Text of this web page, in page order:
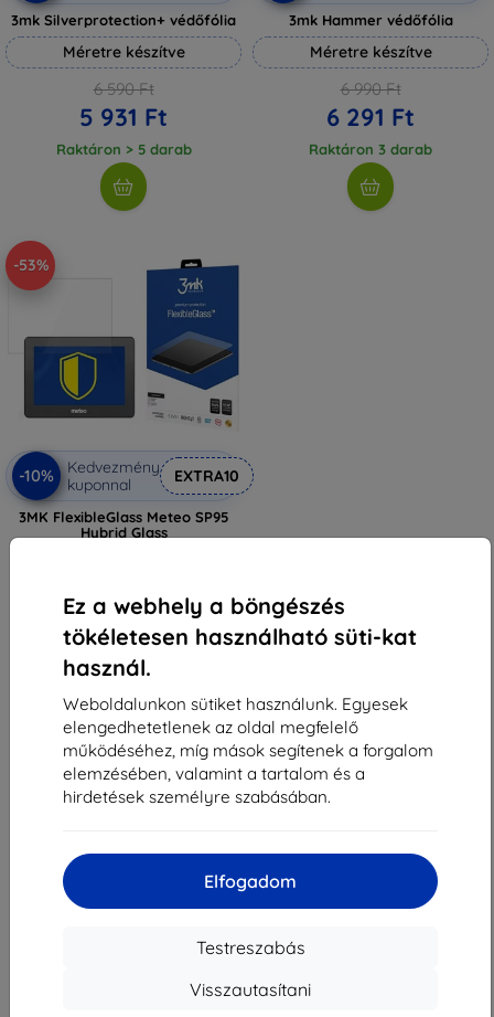
Ez a webhely a böngészés
tökéletesen használható süti-kat
használ.
Weboldalunkon sütiket használunk. Egyesek
elengedhetetlenek az oldal megfelelő
működéséhez, míg mások segítenek a forgalom
elemzésében, valamint a tartalom és a
hirdetések személyre szabásában.
Elfogadom
Testreszabás
Visszautasítani
3mk Silverprotection+ védőfólia
Méretre készítve
6 590 Ft
5 931 Ft
Raktáron > 5 darab
3mk Hammer védőfólia
Méretre készítve
6 990 Ft
6 291 Ft
Raktáron 3 darab
-53%
-10%
Kedvezmény
kuponnal
EXTRA10
3MK FlexibleGlass Meteo SP95
Hybrid Glass
Raktáron 2 darab
Összes találat5